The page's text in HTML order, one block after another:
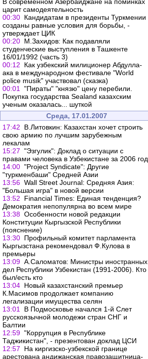
царит самодеятельность
00:30 Кандидатам в президенты Туркмении
созданы равные условия для борьбы, -
утверждает ЦИК
00:20 М.Захидов: Как подавляли
студенческие выступления в Ташкенте
16/01/1992 (часть 3)
00:12
Как узбекский милиционер Абдулла-
ака в международном фестивале "World
police musik" участвовал (сказка)
00:01
"Пираты" "князю" цену перебили.
Покупка государства Sealand казахским
ученым оказалась... шуткой
Среда, 17.01.2007
17:42
В.Литовкин: Казахстан хочет строить
свою армию по лучшим зарубежным
лекалам
15:27 "Эзгулик": Доклад о ситуации с
правами человека в Узбекистане за 2006 год
14:00 "Project Syndicate": Другие
"туркменбаши" Средней Азии
13:56 Wall Street Journal: Средняя Азия:
"Большая игра" в новой версии
13:52
Financial Times: Единая тенденция?
Демократия непопулярна во всем мире
13:38 Особенности новой редакции
Конституции Кыргызской Республики
(пояснение)
13:30 Профильный комитет парламента
Кыргызстана рекомендовал Ф.Кулова в
премьеры
13:09 А.Саломатов: Министры иностранных
дел Республики Узбекистан (1991-2006). Кто
был/есть кто
13:04 Новый казахстанский премьер
К.Масимов продолжает компанию
легализации имущества селян
13:01
В Подмосковье начался 1-й Слет
русскоязычной молодежи стран СНГ и
Балтии
12:59 "Коррупция в Республике
Таджикистан", - презентован доклад ЦСИ
12:57
На киргизско-узбекской границе
арестована андижанская правозащитница-